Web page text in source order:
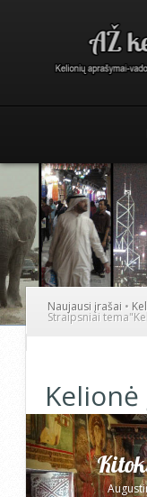
Naujausi įrašai •
Straipsniai tema"